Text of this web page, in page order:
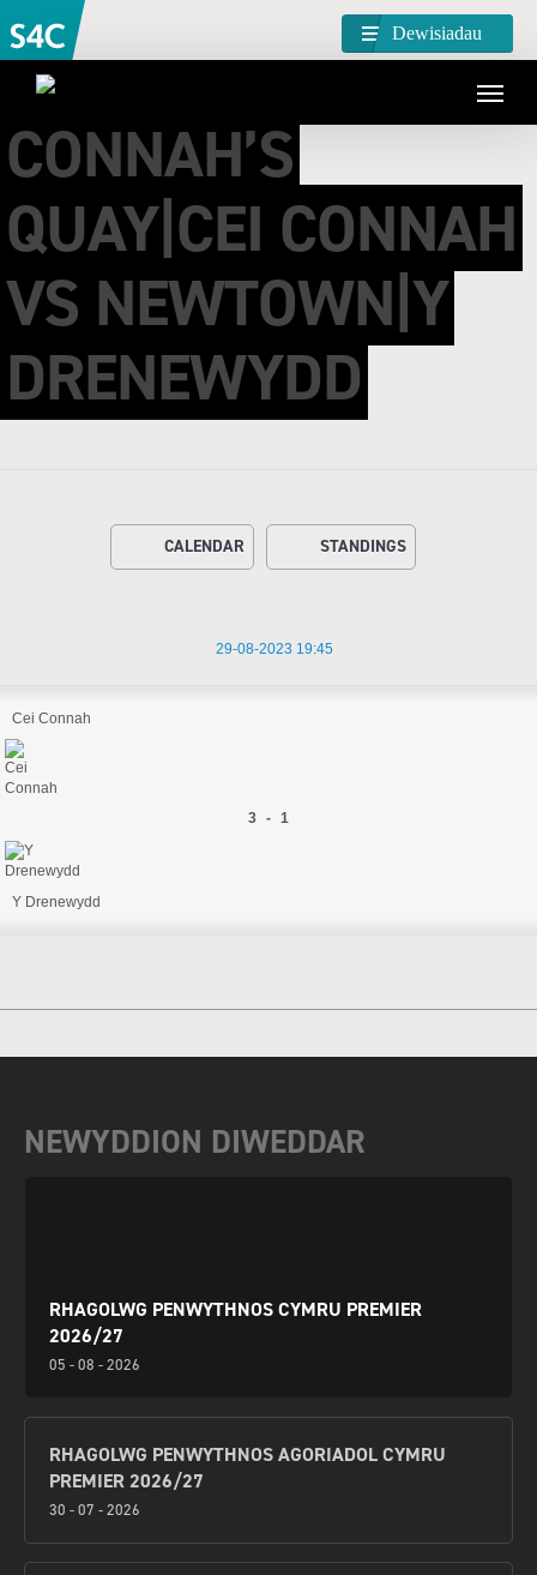
Dewisiadau
CONNAH’S
QUAY|CEI CONNAH
VS NEWTOWN|Y
DRENEWYDD
CALENDAR STANDINGS
29-08-2023 19:45
Cei Connah
3 - 1
Y Drenewydd
NEWYDDION DIWEDDAR
RHAGOLWG PENWYTHNOS CYMRU PREMIER
2026/27
05 - 08 - 2026
RHAGOLWG PENWYTHNOS AGORIADOL CYMRU
PREMIER 2026/27
30 - 07 - 2026